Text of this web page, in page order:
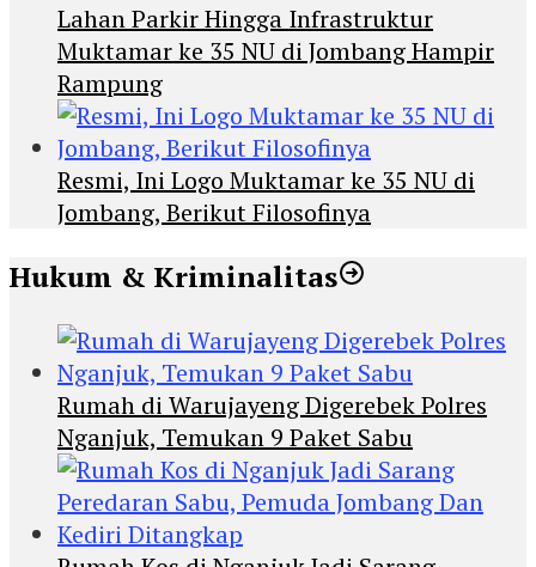
Lahan Parkir Hingga Infrastruktur
Muktamar ke 35 NU di Jombang Hampir
Rampung
Resmi, Ini Logo Muktamar ke 35 NU di
Jombang, Berikut Filosofinya
Hukum & Kriminalitas
Rumah di Warujayeng Digerebek Polres
Nganjuk, Temukan 9 Paket Sabu